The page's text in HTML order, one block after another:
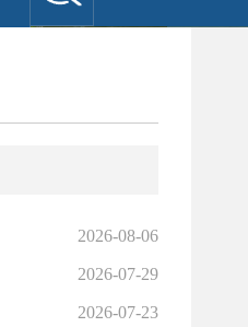
2026-08-06
2026-07-29
2026-07-23